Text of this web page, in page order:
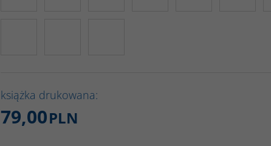
książka drukowana:
79,00PLN